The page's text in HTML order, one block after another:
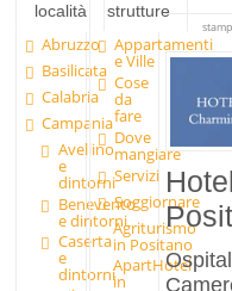
località
Abruzzo
Basilicata
Calabria
Campania
Avellino
e
dintorni
Benevento
e dintorni
Caserta
e
dintorni
strutture
Appartamenti
e Ville
Cose
da
fare
Dove
mangiare
Servizi
Soggiornare
Agriturismo
in Positano
ApartHotel
in